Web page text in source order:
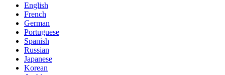
English
French
German
Portuguese
Spanish
Russian
Japanese
Korean